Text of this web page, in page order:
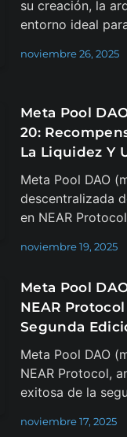
su creación, la
entorno ideal
noviembre 26, 2025
Meta Pool
20:
La Liquidez Y
Meta Pool DAO
descentralizada
en NEAR
noviembre 19, 2025
Meta Pool
NEAR
Segunda
Meta Pool DAO
NEAR Protocol,
exitosa de la
noviembre 17, 2025